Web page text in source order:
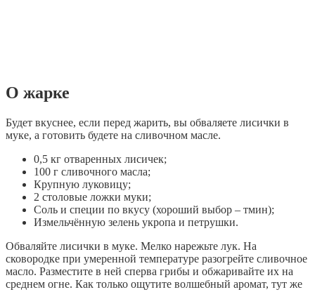
О жарке
Будет вкуснее, если перед жарить, вы обваляете лисички в
муке, а готовить будете на сливочном масле.
0,5 кг отваренных лисичек;
100 г сливочного масла;
Крупную луковицу;
2 столовые ложки муки;
Соль и специи по вкусу (хороший выбор – тмин);
Измельчённую зелень укропа и петрушки.
Обваляйте лисички в муке. Мелко нарежьте лук. На
сковородке при умеренной температуре разогрейте сливочное
масло. Разместите в ней сперва грибы и обжаривайте их на
среднем огне. Как только ощутите волшебный аромат, тут же